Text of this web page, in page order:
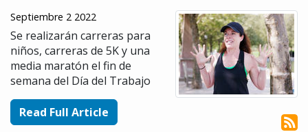
Septiembre 2 2022
Se realizarán carreras para
niños, carreras de 5K y una
media maratón el fin de
semana del Día del Trabajo
Read Full Article